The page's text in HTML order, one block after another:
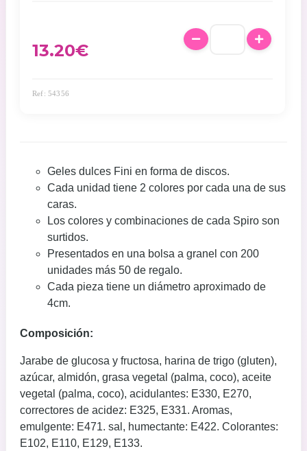
13.20€
Ref: 54356
Geles dulces Fini en forma de discos.
Cada unidad tiene 2 colores por cada una de sus
caras.
Los colores y combinaciones de cada Spiro son
surtidos.
Presentados en una bolsa a granel con 200
unidades más 50 de regalo.
Cada pieza tiene un diámetro aproximado de
4cm.
Composición:
Jarabe de glucosa y fructosa, harina de trigo (gluten),
azúcar, almidón, grasa vegetal (palma, coco), aceite
vegetal (palma, coco), acidulantes: E330, E270,
correctores de acidez: E325, E331. Aromas,
emulgente: E471. sal, humectante: E422. Colorantes:
E102, E110, E129, E133.